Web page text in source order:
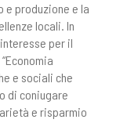
e produzione e la
locali. In
per il
e sociali che
di coniugare
e risparmio